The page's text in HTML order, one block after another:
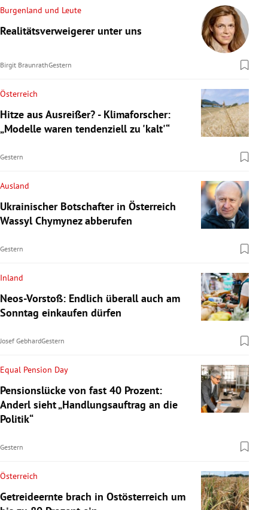
Burgenland und Leute
Realitätsverweigerer unter uns
Birgit BraunrathGestern
Österreich
Hitze aus Ausreißer? - Klimaforscher:
„Modelle waren tendenziell zu 'kalt'“
Gestern
Ausland
Ukrainischer Botschafter in Österreich
Wassyl Chymynez abberufen
Gestern
Inland
Neos-Vorstoß: Endlich überall auch am
Sonntag einkaufen dürfen
Josef GebhardGestern
Equal Pension Day
Pensionslücke von fast 40 Prozent:
Anderl sieht „Handlungsauftrag an die
Politik“
Gestern
Österreich
Getreideernte brach in Ostösterreich um